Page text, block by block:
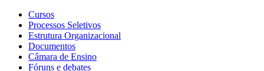
Cursos
Processos Seletivos
Estrutura Organizacional
Documentos
Câmara de Ensino
Fóruns e debates